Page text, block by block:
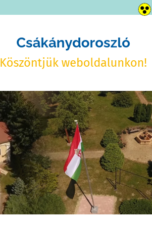
Csákánydoroszló
Köszöntjük weboldalunkon!